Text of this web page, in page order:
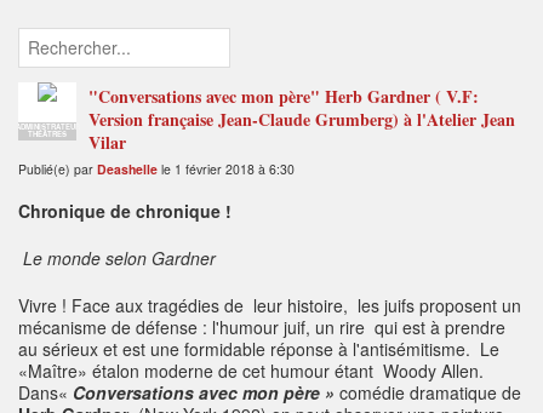
ADMINISTRATEUR
THÉÂTRES
"Conversations avec mon père" Herb Gardner ( V.F:
Version française Jean-Claude Grumberg) à l'Atelier Jean
Vilar
Publié(e) par Deashelle le 1 février 2018 à 6:30
Chronique de chronique !
Le monde selon Gardner
Vivre ! Face aux tragédies de leur histoire, les juifs proposent un
mécanisme de défense : l'humour juif, un rire qui est à prendre
au sérieux et est une formidable réponse à l'antisémitisme. Le
«Maître» étalon moderne de cet humour étant Woody Allen.
Dans« Conversations avec mon père » comédie dramatique de